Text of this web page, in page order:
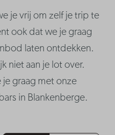
je vrij om zelf je trip te
ook dat we je graag
laten ontdekken.
niet aan je lot over.
graag met onze
in Blankenberge.